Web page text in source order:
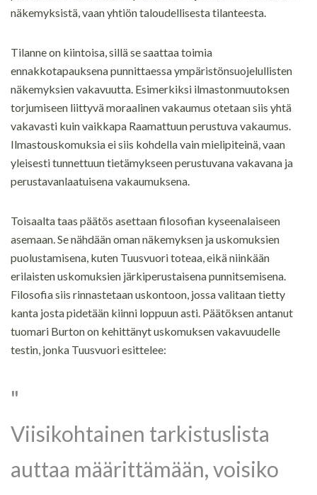
näkemyksistä, vaan yhtiön taloudellisesta tilanteesta.
Tilanne on kiintoisa, sillä se saattaa toimia
ennakkotapauksena punnittaessa ympäristönsuojelullisten
näkemyksien vakavuutta. Esimerkiksi ilmastonmuutoksen
torjumiseen liittyvä moraalinen vakaumus otetaan siis yhtä
vakavasti kuin vaikkapa Raamattuun perustuva vakaumus.
Ilmastouskomuksia ei siis kohdella vain mielipiteinä, vaan
yleisesti tunnettuun tietämykseen perustuvana vakavana ja
perustavanlaatuisena vakaumuksena.
Toisaalta taas päätös asettaan filosofian kyseenalaiseen
asemaan. Se nähdään oman näkemyksen ja uskomuksien
puolustamisena, kuten Tuusvuori toteaa, eikä niinkään
erilaisten uskomuksien järkiperustaisena punnitsemisena.
Filosofia siis rinnastetaan uskontoon, jossa valitaan tietty
kanta josta pidetään kiinni loppuun asti. Päätöksen antanut
tuomari Burton on kehittänyt uskomuksen vakavuudelle
testin, jonka Tuusvuori esittelee:
Viisikohtainen tarkistuslista
auttaa määrittämään, voisiko